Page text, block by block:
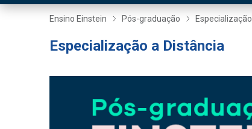
Ensino Einstein Pós-graduação Especialização
Especialização a Distância